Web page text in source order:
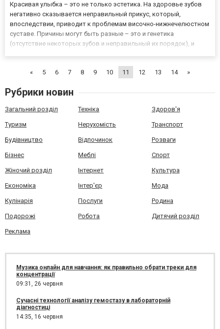
Красивая улыбка – это не только эстетика. На здоровье зубов
негативно сказывается неправильный прикус, который,
впоследствии, приводит к проблемам височно-нижнечелюстном
суставе. Причины могут быть разные – это и генетика
(отсутствие некоторых зубов и неправильный их порядок), и
заболевания...
« 5 6 7 8 9 10 11 12 13 14 »
Рубрики новин
Загальний розділ Техніка Здоров'я
Туризм Нерухомість Транспорт
Будівництво Відпочинок Розваги
Бізнес Меблі Спорт
Жіночий розділ Інтернет Культура
Економіка Інтер'єр Мода
Кулінарія Послуги Родина
Подорожі Робота Дитячий розділ
Реклама
Музика онлайн для навчання: як правильно обрати треки для
концентрації
09:31, 26 червня
Сучасні технології аналізу гемостазу в лабораторній
діагностиці
14:35, 16 червня